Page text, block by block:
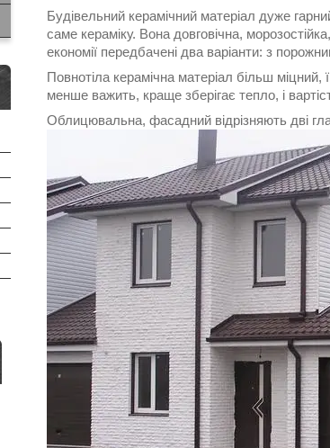
Будівельний керамічний матеріал дуже
саме кераміку. Вона довговічна,
економії передбачені два варіанти: з
Повнотіла керамічна матеріал більш
менше важить, краще зберігає тепло, і
Облицювальна, фасадний відрізняють дві